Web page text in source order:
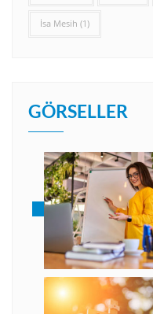
İsa Mesih (1)
GÖRSELLER